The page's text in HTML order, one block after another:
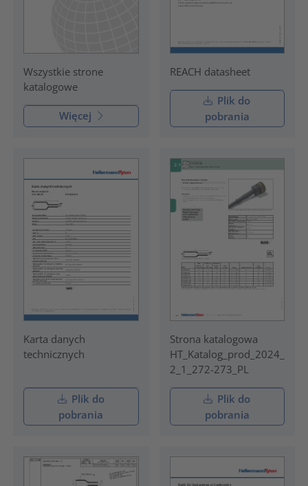
Wszystkie strone
katalogowe
Więcej
REACH datasheet
Plik do
pobrania
Karta danych
technicznych
Plik do
pobrania
Strona katalogowa
HT_Katalog_prod_2024_
2_1_272-273_PL
Plik do
pobrania